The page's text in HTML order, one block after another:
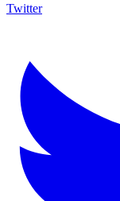
Twitter